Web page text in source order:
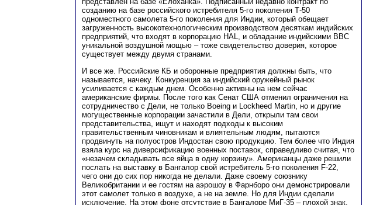
созданию на базе российского истребителя 5-го поколения Т-50
одноместного самолета 5-го поколения для Индии, который обещает
загруженность высокотехнологическим производством десяткам индийских
предприятий, что входят в корпорацию HAL, и обладание индийскими ВВС
уникальной воздушной мощью – тоже свидетельство доверия, которое
существует между двумя странами.
И все же. Российские КБ и оборонные предприятия должны быть, что
называется, начеку. Конкуренция за индийский оружейный рынок
усиливается с каждым днем. Особенно активны на нем сейчас
американские фирмы. После того как Сенат США отменил ограничения на
сотрудничество с Дели, не только Boeing и Lockheed Martin, но и другие
могущественные корпорации зачастили в Дели, открыли там свои
представительства, ищут и находят подходы к высоким
правительственным чиновникам и влиятельным людям, пытаются
продвинуть на полуостров Индостан свою продукцию. Тем более что Индия
взяла курс на диверсификацию военных поставок, справедливо считая, что
«незачем складывать все яйца в одну корзину». Американцы даже решили
послать на выставку в Бангалор свой истребитель 5-го поколения F-22,
чего они до сих пор никогда не делали. Даже своему союзнику
Великобритании и ее гостям на аэрошоу в Фарнборо они демонстрировали
этот самолет только в воздухе, а не на земле. Но для Индии сделали
исключение. На этом фоне отсутствие в Бангалоре МиГ-35 – плохой знак.